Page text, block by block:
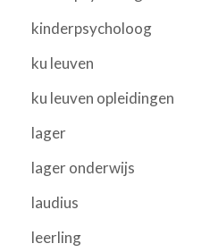
kinderpsycholoog
ku leuven
ku leuven opleidingen
lager
lager onderwijs
laudius
leerling